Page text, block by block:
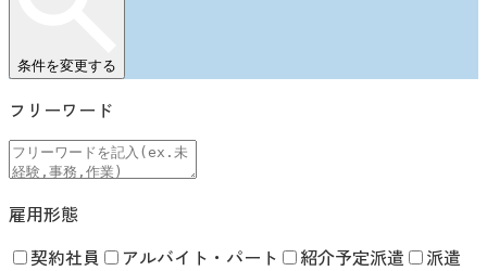
条件を変更する
フリーワード
雇用形態
契約社員 アルバイト・パート 紹介予定派遣
派遣